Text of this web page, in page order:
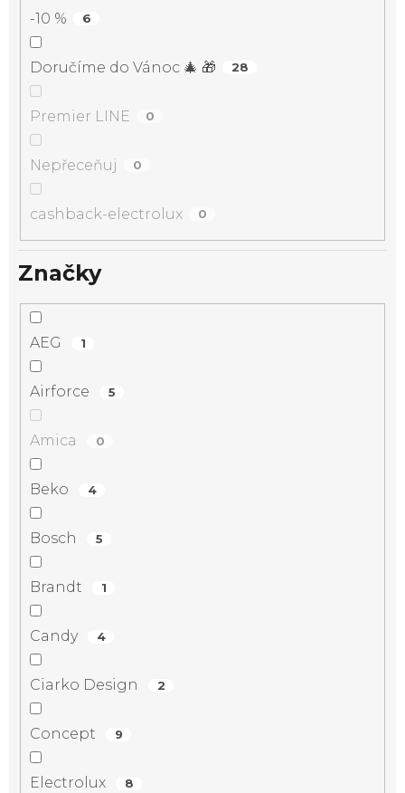
-10 % 6
Doručíme do Vánoc 🎄 🎁 28
Premier LINE 0
Nepřeceňuj 0
cashback-electrolux 0
Značky
AEG 1
Airforce 5
Amica 0
Beko 4
Bosch 5
Brandt 1
Candy 4
Ciarko Design 2
Concept 9
Electrolux 8